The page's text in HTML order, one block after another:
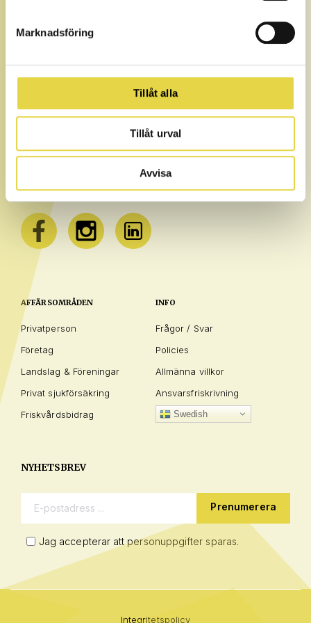
Marknadsföring
Tillåt alla
Tillåt urval
Avvisa
Stjärnkliniken är teamet bestående av certifierade och
legitimerade terapeuter med kvalitet, trygghet och
alltid för att du på snabbast möjliga sätt ska komma tillbaka
till den nivå du var på innan skadan – eller ännu längre.
AFFÄRSOMRÅDEN
Privatperson
Företag
Landslag & Föreningar
Privat sjukförsäkring
Friskvårdsbidrag
INFO
Frågor / Svar
Policies
Allmänna villkor
Ansvarsfriskrivning
Swedish
NYHETSBREV
E-postadress:
Jag accepterar att personuppgifter sparas.
Integritetspolicy